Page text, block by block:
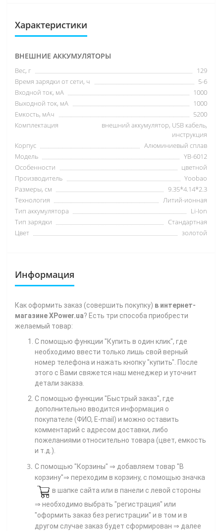
Характеристики
ВНЕШНИЕ АККУМУЛЯТОРЫ
Вес, г
129
Время зарядки от сети, ч
5-6
Входной ток, мА
1000
Выходной ток, мА
1000
Емкость, мАч
5200
Комплектация
внешний аккумулятор, USB кабель,
инструкция
Корпус
Алюминиевый сплав
Модель
YB-6012
Особенности
цветной
Производитель
Yoobao
Размеры, см
9.35*4.14*2.3
Технология
Литий-ионная
Тип аккумулятора
Li-Ion
Тип зарядки
Стандартная
Цвет
золотой
Информация
Как оформить заказ (совершить покупку) в интернет-
магазине XPower.ua? Есть три способа приобрести
желаемый товар:
С помощью функции "Купить в один клик", где
необходимо ввести только лишь свой верный
номер телефона и нажать кнопку "купить". После
этого с Вами свяжется наш менеджер и уточнит
детали заказа.
С помощью функции "Быстрый заказ", где
дополнительно вводится информация о
покупателе (ФИО, E-mail) и можно оставить
комментарий с адресом доставки, либо
пожеланиями относительно товара (цвет, емкость
и т.д.).
С помощью "Корзины" ⇒ добавляем товар "В
корзину"⇒ переходим в корзину, с помощью значка
в шапке сайта или в панели с левой стороны
⇒ необходимо выбрать "регистрация" или
"оформить заказ без регистрации" и в том и в
другом случае заказ будет сформирован ⇒ далее